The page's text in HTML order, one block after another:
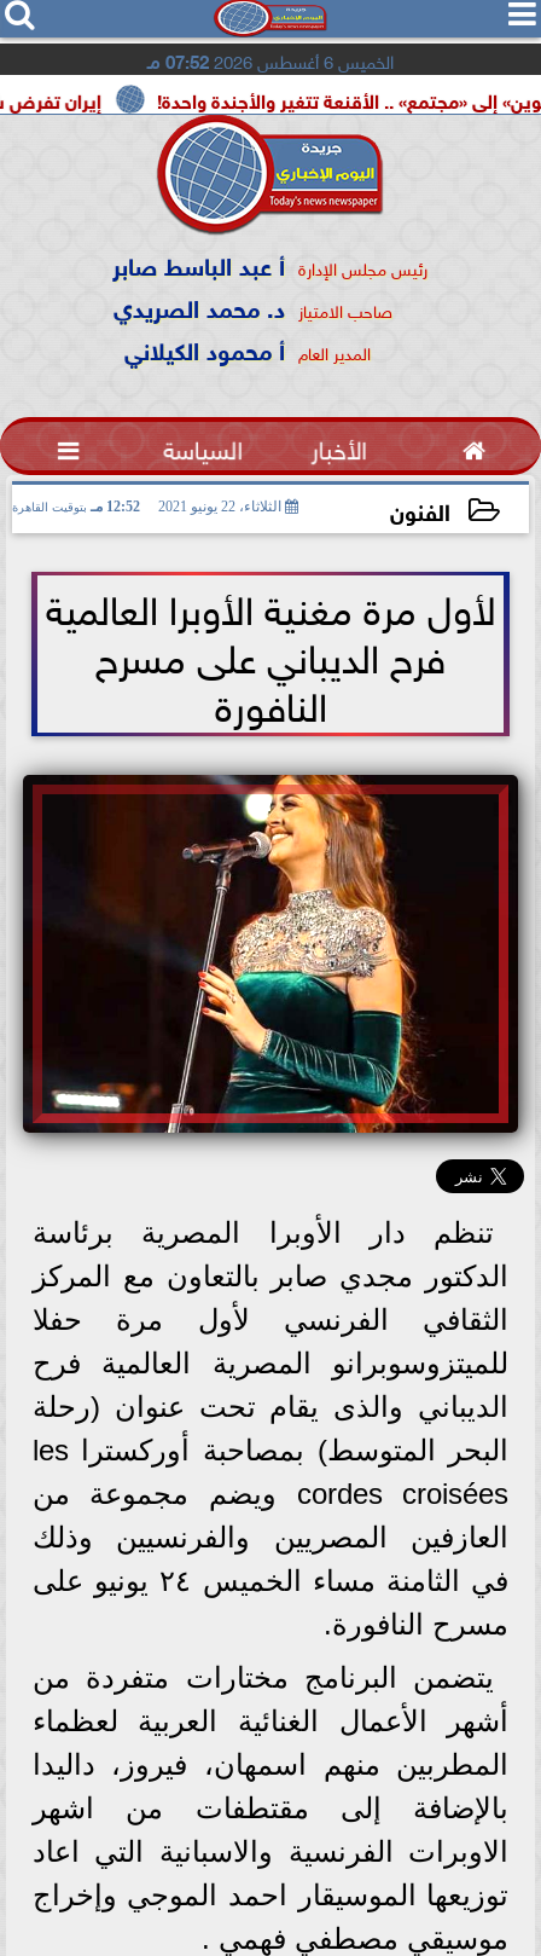
  
الخميس 6 أغسطس 2026 07:52 مـ
إيران تفرض شروطها .. الأقنعة تتغير والأجندة واحدة!
رئيس مجلس الإدارة أ عبد الباسط صابر
صاحب الامتياز د. محمد الصريدي
المدير العام أ محمود الكيلاني
 الأخبار السياسة 
الفنون الثلاثاء، 22 يونيو 2021 12:52 مـ بتوقيت القاهرة
لأول مرة مغنية الأوبرا العالمية
فرح الديباني على مسرح
النافورة
تنظم دار الأوبرا المصرية برئاسة
الدكتور مجدي صابر بالتعاون مع المركز
الثقافي الفرنسي لأول مرة حفلا
للميتزوسوبرانو المصرية العالمية فرح
الديباني والذى يقام تحت عنوان (رحلة
البحر المتوسط) بمصاحبة أوركسترا les
cordes croisées ويضم مجموعة من
العازفين المصريين والفرنسيين وذلك
في الثامنة مساء الخميس ٢٤ يونيو على
مسرح النافورة.
يتضمن البرنامج مختارات متفردة من
أشهر الأعمال الغنائية العربية لعظماء
المطربين منهم اسمهان، فيروز، داليدا
بالإضافة إلى مقتطفات من اشهر
الاوبرات الفرنسية والاسبانية التي اعاد
توزيعها الموسيقار احمد الموجي وإخراج
موسيقي مصطفي فهمي .